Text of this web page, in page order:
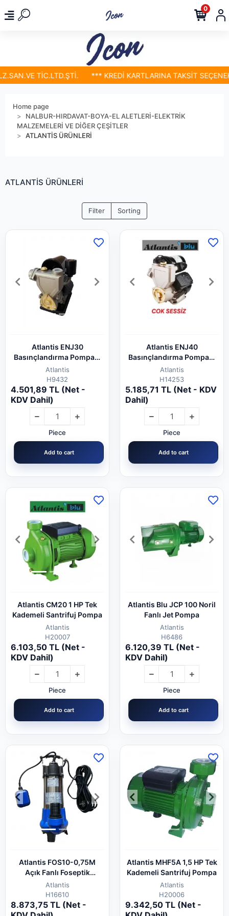
TİC.LTD.ŞTİ. *** KREDİ KARTLARINA TAKSİT
0
Home page
NALBUR-HIRDAVAT-BOYA-EL ALETLERİ-ELEKTRİK
MALZEMELERİ VE DİĞER ÇEŞİTLER
ATLANTİS ÜRÜNLERİ
ATLANTİS ÜRÜNLERİ
Filter Sorting
Atlantis ENJ30
Basınçlandırma Pompası
Sıcak Su Uyumlu
Atlantis
H9432
4.501,89 TL (Net -
KDV Dahil)
Piece
Add to cart
Atlantis ENJ40
Basınçlandırma Pompası
Sıcak Su Uyumlu
Atlantis
H14253
5.185,71 TL (Net - KDV
Dahil)
Piece
Add to cart
Atlantis CM20 1 HP Tek
Kademeli Santrifuj Pompa
Atlantis
H20007
6.103,50 TL (Net -
KDV Dahil)
Piece
Add to cart
Atlantis Blu JCP 100 Noril
Fanlı Jet Pompa
Atlantis
H6486
6.120,39 TL (Net -
KDV Dahil)
Piece
Add to cart
Atlantis FOS10-0,75M
Açık Fanlı Foseptik
Pompası 1 hp
Atlantis
H16610
8.873,75 TL (Net -
Atlantis MHF5A 1,5 HP Tek
Kademeli Santrifuj Pompa
Atlantis
H20006
9.342,50 TL (Net -